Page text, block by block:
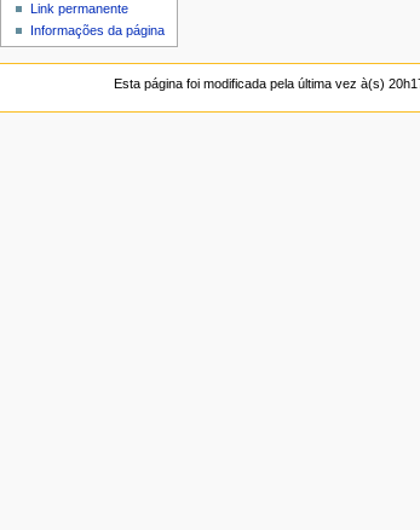
Link permanente
Informações da página
Esta página foi modificada pela última vez à(s)